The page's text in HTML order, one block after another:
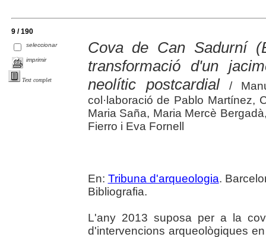
9 / 190
seleccionar
imprimir
Text complet
Cova de Can Sadurní
transformació d'un
neolític postcardial /
col·laboració de Pablo Martínez,
Maria Saña, Maria Mercè
Fierro i Eva Fornell
En: Tribuna d'arqueologia.
Bibliografia.
L'any 2013 suposa per a la
d'intervencions arqueològiques